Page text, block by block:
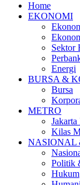
Home
EKONOMI
Sektor
Energi
BURSA &
Bursa
METRO
Jakarta
Kilas
NASIONAL
Politik
Hukum